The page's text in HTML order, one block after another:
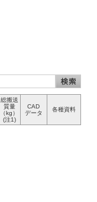
総搬送
質量
（kg）
(注1)
CAD
データ
各種資料